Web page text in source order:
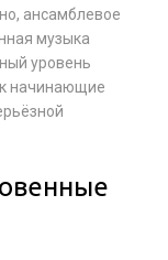
ансамблевое
музыка
уровень
начинающие